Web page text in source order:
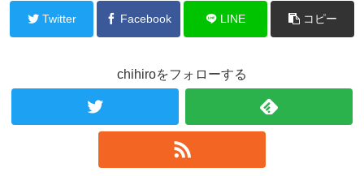
Twitter Facebook LINE コピー
chihiroをフォローする